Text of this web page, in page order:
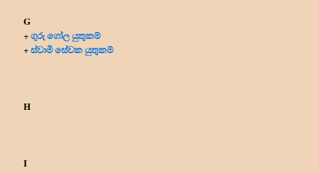
G
+ගුරු ගෝල යුතුකම්
+ස්වාමි සේවක යුතුකම්
H
I